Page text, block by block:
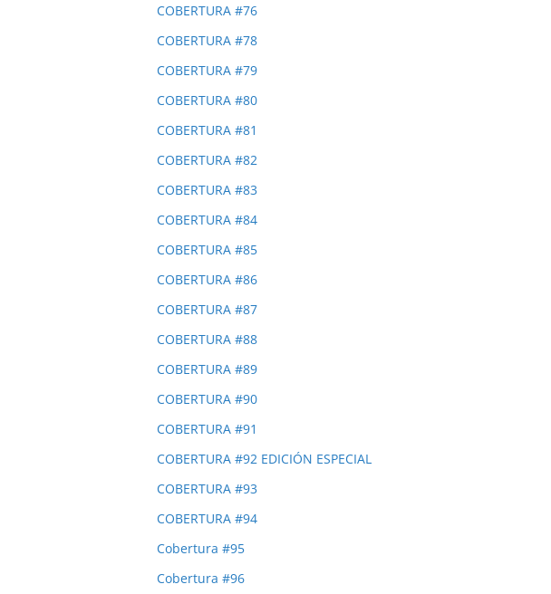
COBERTURA #76
COBERTURA #78
COBERTURA #79
COBERTURA #80
COBERTURA #81
COBERTURA #82
COBERTURA #83
COBERTURA #84
COBERTURA #85
COBERTURA #86
COBERTURA #87
COBERTURA #88
COBERTURA #89
COBERTURA #90
COBERTURA #91
COBERTURA #92 EDICIÓN ESPECIAL
COBERTURA #93
COBERTURA #94
Cobertura #95
Cobertura #96